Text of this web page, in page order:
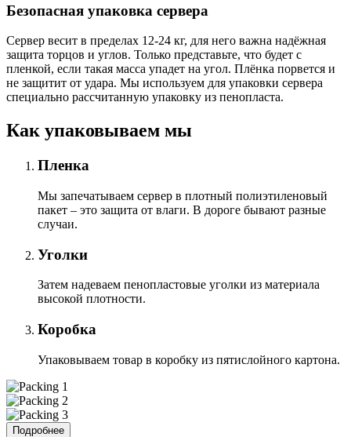
Безопасная упаковка сервера
Сервер весит в пределах 12-24 кг, для него важна надёжная
защита торцов и углов. Только представьте, что будет с
пленкой, если такая масса упадет на угол. Плёнка порвется и
не защитит от удара. Мы используем для упаковки сервера
специально расcчитанную упаковку из пенопласта.
Как упаковываем мы
Пленка
Мы запечатываем сервер в плотный полиэтиленовый
пакет – это защита от влаги. В дороге бывают разные
случаи.
Уголки
Затем надеваем пенопластовые уголки из материала
высокой плотности.
Коробка
Упаковываем товар в коробку из пятислойного картона.
Подробнее